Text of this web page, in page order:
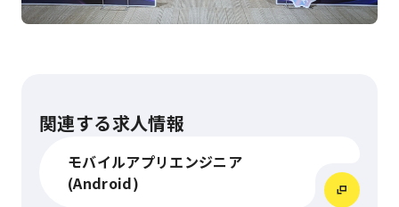
関連する求人情報
モバイルアプリエンジニア
(Android)